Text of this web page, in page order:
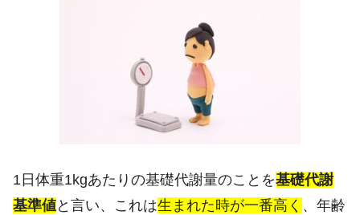
1日体重1kgあたりの基礎代謝量のことを基礎代謝
基準値と言い、これは生まれた時が一番高く 、年齢